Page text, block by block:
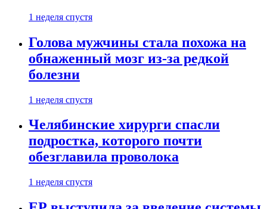
1 неделя спустя
Голова мужчины стала похожа на
обнаженный мозг из-за редкой
болезни
1 неделя спустя
Челябинские хирурги спасли
подростка, которого почти
обезглавила проволока
1 неделя спустя